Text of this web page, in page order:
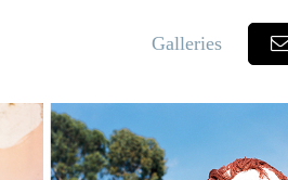
Galleries